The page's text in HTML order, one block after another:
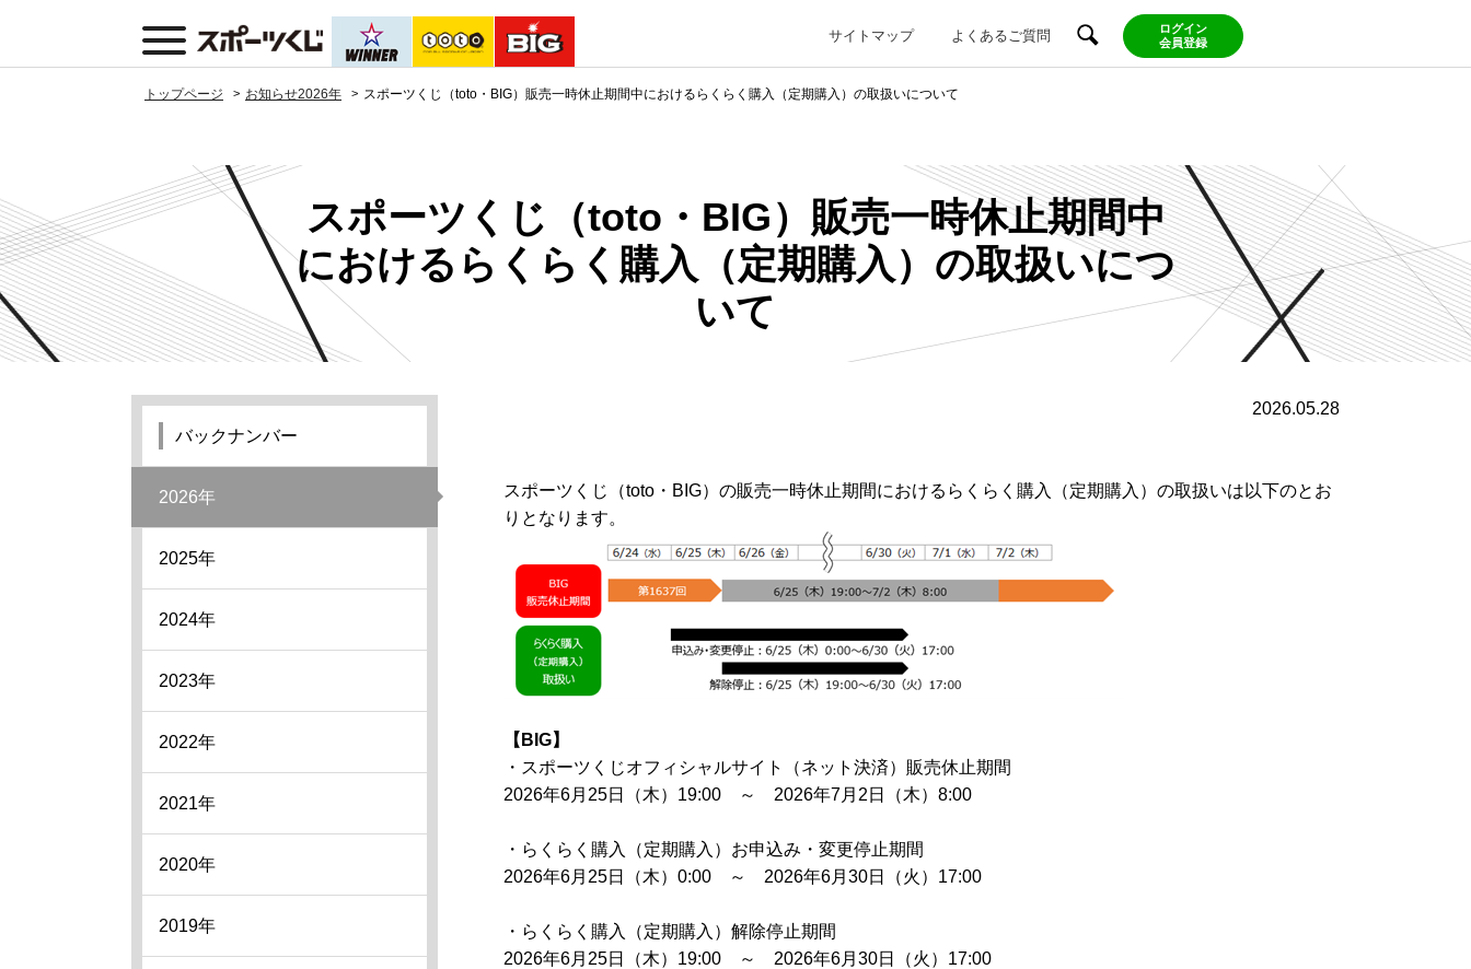
サイトマップ よくあるご質問
ログイン
会員登録
トップページ お知らせ2026年 スポーツくじ（toto・BIG）販売一時休止期間中におけるらくらく購入（定期購入）の取扱いについて
スポーツくじ（toto・BIG）販売一時休止期間中
におけるらくらく購入（定期購入）の取扱いにつ
いて
2026.05.28
スポーツくじ（toto・BIG）の販売一時休止期間におけるらくらく購入（定期購入）の取扱いは以下のとお
りとなります。
【BIG】
・スポーツくじオフィシャルサイト（ネット決済）販売休止期間
2026年6月25日（木）19:00 ～ 2026年7月2日（木）8:00
・らくらく購入（定期購入）お申込み・変更停止期間
2026年6月25日（木）0:00 ～ 2026年6月30日（火）17:00
・らくらく購入（定期購入）解除停止期間
2026年6月25日（木）19:00 ～ 2026年6月30日（火）17:00
バックナンバー
2026年
2025年
2024年
2023年
2022年
2021年
2020年
2019年